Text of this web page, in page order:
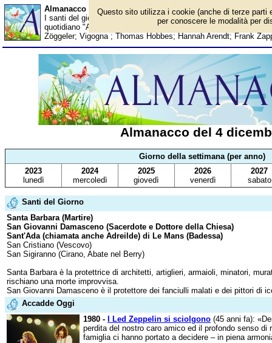
Almanacco del 4 dicembre - Santi del giorno
I santi del giorno, eventi storici, successi sportivi, anniversari
quotidiano "Avvenire"; Marisa Tomei; Jeff Bridges; Serhij
Zöggeler; Vigogna ; Thomas Hobbes; Hannah Arendt; Frank
Almanacco del 4
Giorno della settimana (per anno)
2023
lunedì
2024
mercoledì
2025
giovedì
2026
venerdì
2027
sabato
Santi del Giorno
Santa Barbara (Martire)
San Giovanni Damasceno (Sacerdote e Dottore della Chiesa)
Sant'Ada (chiamata anche Adreilde) di Le Mans (Badessa)
San Cristiano (Vescovo)
San Sigiranno (Cirano, Abate nel Berry)
Santa Barbara è la protettrice di architetti, artiglieri, armaioli, minatori,
rischiano una morte improvvisa.
San Giovanni Damasceno è il protettore dei fanciulli malati e dei pittori di
Accadde Oggi
1980 -
I Led Zeppelin si sciolgono (45 anni fa):
perdita del nostro caro amico ed il profondo senso
famiglia ci hanno portato a decidere – in piena
Questo sito utilizza i cookie (anche di terze parti
per conoscere le modalità per